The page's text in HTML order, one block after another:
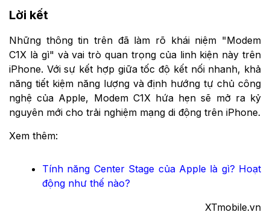
Lời kết
Những thông tin trên đã làm rõ khái niệm "Modem
C1X là gì" và vai trò quan trọng của linh kiện này trên
iPhone. Với sự kết hợp giữa tốc độ kết nối nhanh, khả
năng tiết kiệm năng lượng và định hướng tự chủ công
nghệ của Apple, Modem C1X hứa hẹn sẽ mở ra kỷ
nguyên mới cho trải nghiệm mạng di động trên iPhone.
Xem thêm:
Tính năng Center Stage của Apple là gì? Hoạt
động như thế nào?
XTmobile.vn